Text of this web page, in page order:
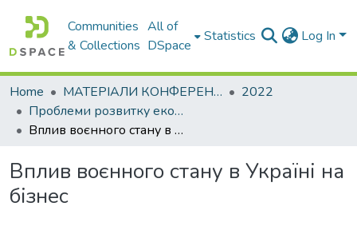
Communities
& Collections
All of
DSpace
Statistics Log In
Home МАТЕРІАЛИ КОНФЕРЕНЦІЙ
2022
Проблеми розвитку економіки підприємства: погляд молоді
Вплив воєнного стану в Україні на бізнес
Вплив воєнного стану в Україні на
бізнес